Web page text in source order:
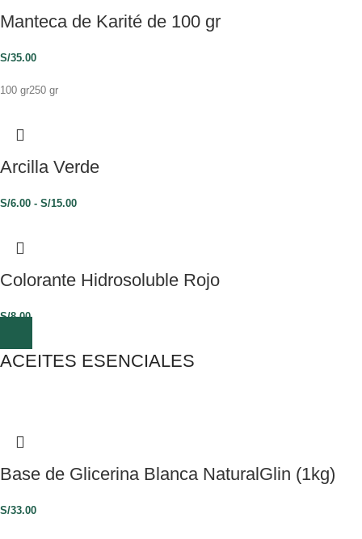
Manteca de Karité de 100 gr
S/35.00
100 gr250 gr
Arcilla Verde
S/6.00 - S/15.00
Colorante Hidrosoluble Rojo
S/8.00
ACEITES ESENCIALES
Base de Glicerina Blanca NaturalGlin (1kg)
S/33.00